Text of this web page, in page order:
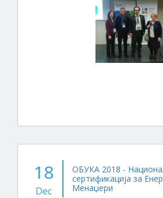
18
Dec
ОБУКА 2018 -
сертификација за
Менаџери